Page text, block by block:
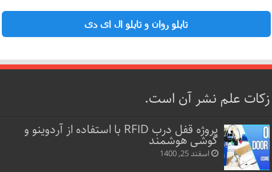
تابلو روان و تابلو ال ای دی
زکات علم نشر آن است.
پروژه قفل‌ درب RFID با استفاده از آردوینو و
گوشی هوشمند
اسفند 25, 1400